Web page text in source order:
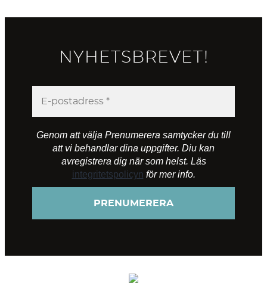
NYHETSBREVET!
Genom att välja Prenumerera samtycker du till
att vi behandlar dina uppgifter. Diu kan
avregistrera dig när som helst. Läs
integritetspolicyn för mer info.